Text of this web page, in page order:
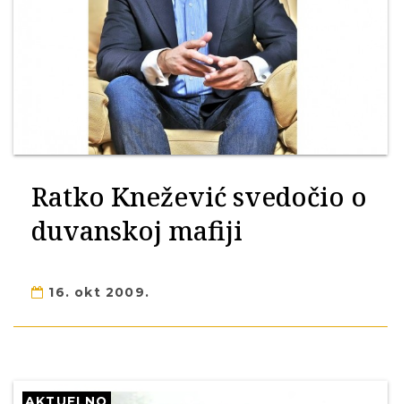
Ratko Knežević svedočio o
duvanskoj mafiji
16. okt 2009.